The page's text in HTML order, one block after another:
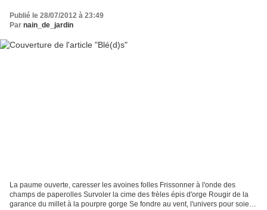
Publié le 28/07/2012 à 23:49
Par nain_de_jardin
La paume ouverte, caresser les avoines folles Frissonner à l'onde des
champs de paperolles Survoler la cime des frèles épis d'orge Rougir de la
garance du millet à la pourpre gorge Se fondre au vent, l'univers pour soie